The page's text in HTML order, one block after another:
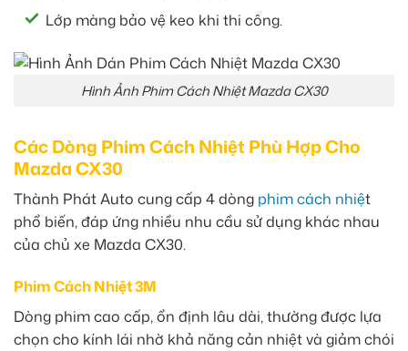
Lớp màng bảo vệ keo khi thi công.
Hình Ảnh Phim Cách Nhiệt Mazda CX30
Các Dòng Phim Cách Nhiệt Phù Hợp Cho
Mazda CX30
Thành Phát Auto cung cấp 4 dòng phim cách nhiệt
phổ biến, đáp ứng nhiều nhu cầu sử dụng khác nhau
của chủ xe Mazda CX30.
Phim Cách Nhiệt 3M
Dòng phim cao cấp, ổn định lâu dài, thường được lựa
chọn cho kính lái nhờ khả năng cản nhiệt và giảm chói